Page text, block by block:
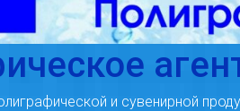
и сувенирной